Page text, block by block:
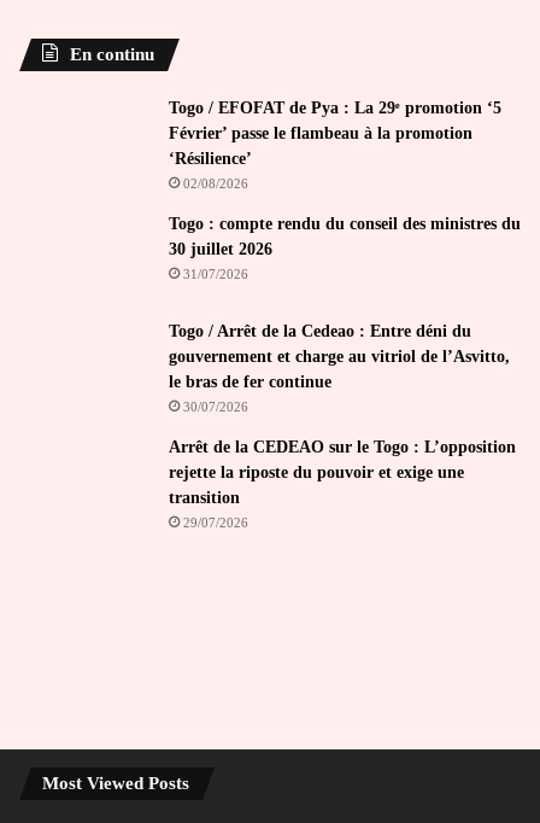
En continu
Togo / EFOFAT de Pya : La 29ᵉ promotion ‘5
Février’ passe le flambeau à la promotion
‘Résilience’
02/08/2026
Togo : compte rendu du conseil des ministres du
30 juillet 2026
31/07/2026
Togo / Arrêt de la Cedeao : Entre déni du
gouvernement et charge au vitriol de l’Asvitto,
le bras de fer continue
30/07/2026
Arrêt de la CEDEAO sur le Togo : L’opposition
rejette la riposte du pouvoir et exige une
transition
29/07/2026
Most Viewed Posts